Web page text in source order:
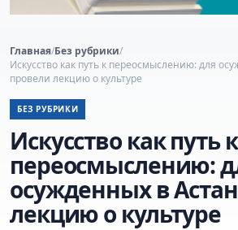
Главная/Без рубрики/
Искусство как путь к переосмыслению: для
провели лекцию о культуре
БЕЗ РУБРИКИ
Искусство как путь к
переосмыслению:
осужденных в
лекцию о культуре